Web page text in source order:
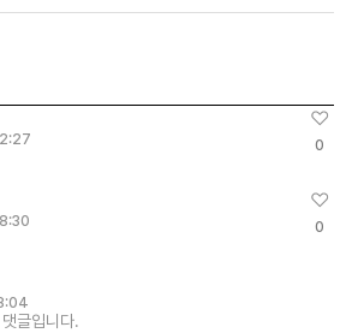
0
0
글입니다.